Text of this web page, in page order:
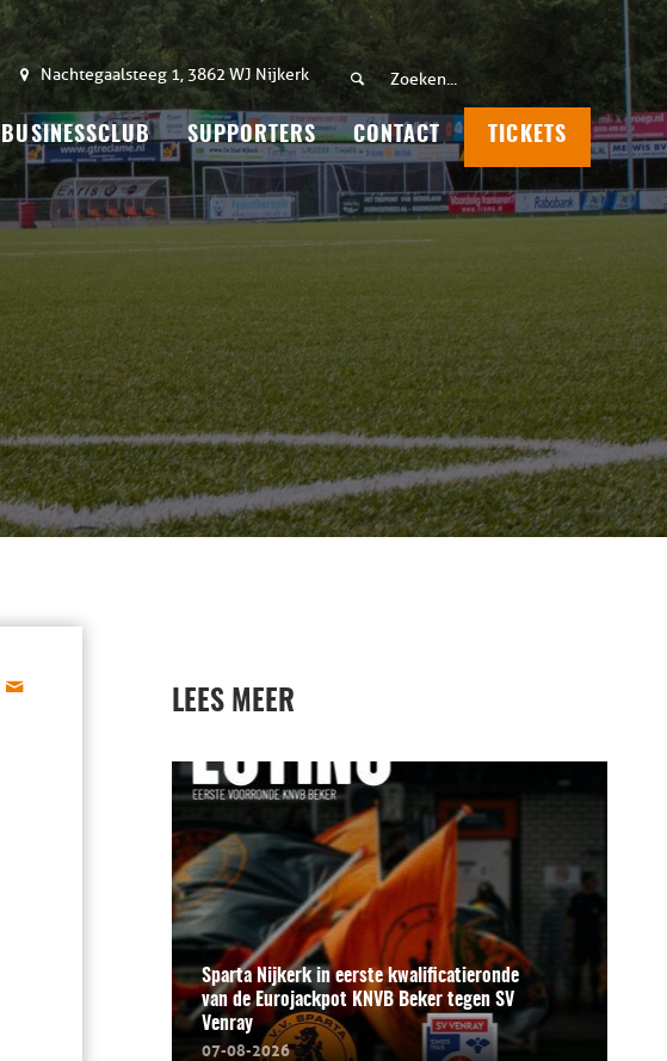
Nachtegaalsteeg 1, 3862 WJ Nijkerk
BUSINESSCLUB SUPPORTERS CONTACT TICKETS
LEES MEER
Sparta Nijkerk in eerste kwalificatieronde
van de Eurojackpot KNVB Beker tegen SV
Venray
07-08-2026